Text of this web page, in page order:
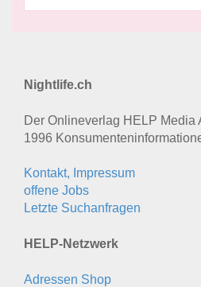
Nightlife.ch
Der Onlineverlag HELP Media
1996
Kontakt, Impressum
offene Jobs
Letzte Suchanfragen
HELP-Netzwerk
Adressen Shop